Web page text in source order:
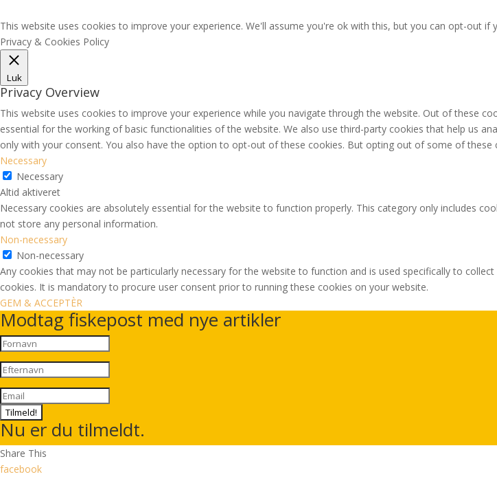
This website uses cookies to improve your experience. We'll assume you're ok with this, but you can opt-out if
Privacy & Cookies Policy
Luk
Privacy Overview
This website uses cookies to improve your experience while you navigate through the website. Out of these
essential for the working of basic functionalities of the website. We also use third-party cookies that help us
only with your consent. You also have the option to opt-out of these cookies. But opting out of some of these
Necessary
Necessary
Altid aktiveret
Necessary cookies are absolutely essential for the website to function properly. This category only includes
not store any personal information.
Non-necessary
Non-necessary
Any cookies that may not be particularly necessary for the website to function and is used specifically to
cookies. It is mandatory to procure user consent prior to running these cookies on your website.
GEM & ACCEPTÈR
Modtag fiskepost med nye artikler
Tilmeld!
Nu er du tilmeldt.
Share This
facebook